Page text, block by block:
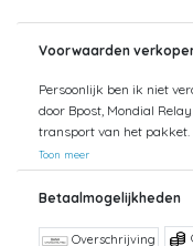
Voorwaarden
Persoonlijk ben ik niet
door Bpost, Mondial
transport van het pakket.
Toon meer
Betaalmogelijkheden
Overschrijving